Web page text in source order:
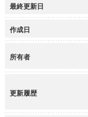
最終更新日
作成日
所有者
更新履歴